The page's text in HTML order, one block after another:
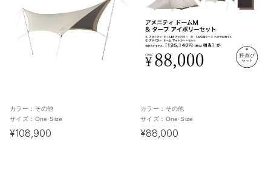
カラー： その他
サイズ： One Size
¥108,900
カラー： その他
サイズ： One Size
¥88,000